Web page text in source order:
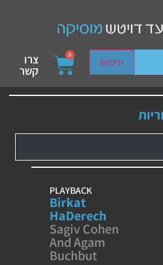
חיפוש
device users, explore by touch
0 צרו
קשר
PLAYBACK
Birkat
HaDerech
Sagiv Cohen
And Agam
Buchbut